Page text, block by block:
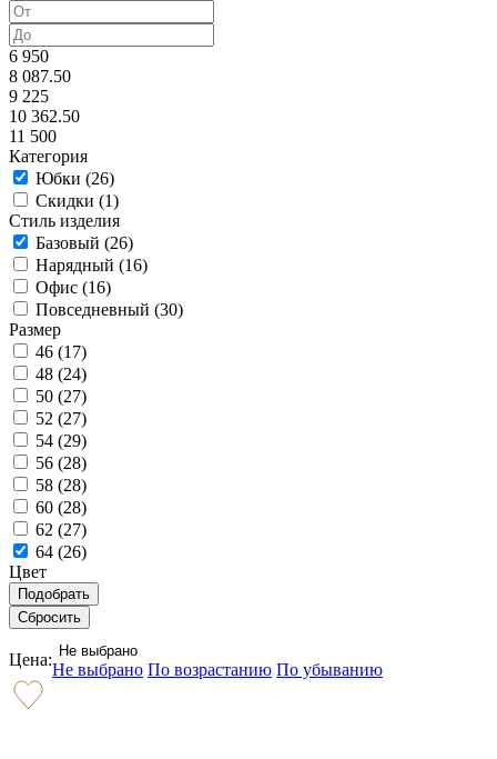
6 950
8 087.50
9 225
10 362.50
11 500
Категория
Юбки (26)
Скидки (1)
Стиль изделия
Базовый (26)
Нарядный (16)
Офис (16)
Повседневный (30)
Размер
46 (17)
48 (24)
50 (27)
52 (27)
54 (29)
56 (28)
58 (28)
60 (28)
62 (27)
64 (26)
Цвет
Цена: Не выбрано
Не выбрано По возрастанию По убыванию